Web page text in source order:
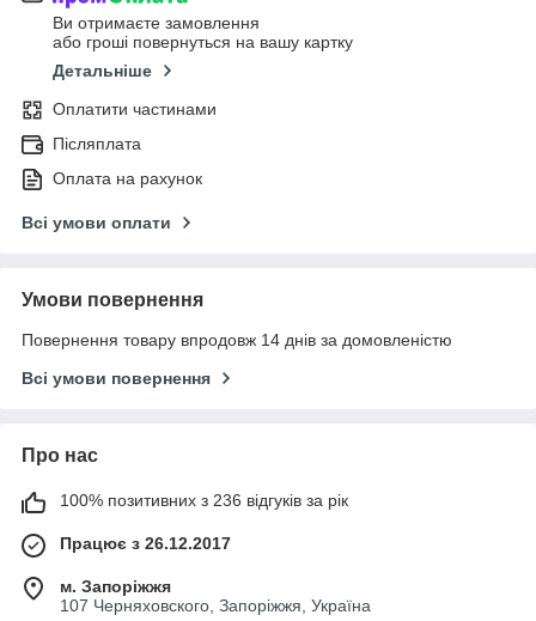
Ви отримаєте замовлення
або гроші повернуться на вашу картку
Детальніше
Оплатити частинами
Післяплата
Оплата на рахунок
Всі умови оплати
Умови повернення
Повернення товару впродовж 14 днів за домовленістю
Всі умови повернення
Про нас
100% позитивних з 236 відгуків за рік
Працює з 26.12.2017
м. Запоріжжя
107 Черняховского, Запоріжжя, Україна